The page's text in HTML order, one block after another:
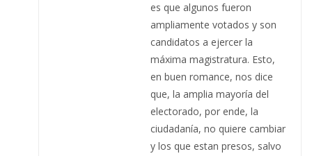
es que algunos fueron
ampliamente votados y son
candidatos a ejercer la
máxima magistratura. Esto,
en buen romance, nos dice
que, la amplia mayoría del
electorado, por ende, la
ciudadanía, no quiere cambiar
y los que estan presos, salvo